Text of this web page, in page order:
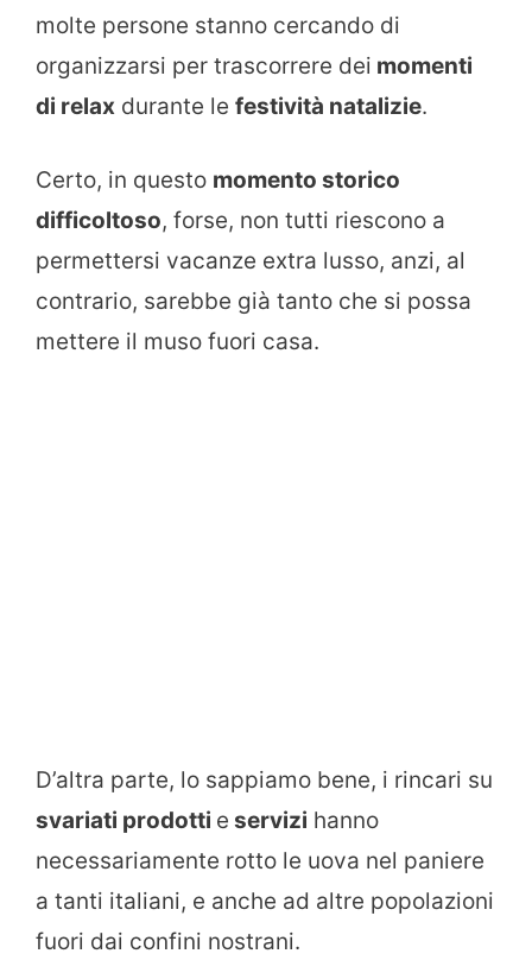
molte persone stanno cercando di
organizzarsi per trascorrere dei momenti
di relax durante le festività natalizie.
Certo, in questo momento storico
difficoltoso, forse, non tutti riescono a
permettersi vacanze extra lusso, anzi, al
contrario, sarebbe già tanto che si possa
mettere il muso fuori casa.
D’altra parte, lo sappiamo bene, i rincari su
svariati prodotti e servizi hanno
necessariamente rotto le uova nel paniere
a tanti italiani, e anche ad altre popolazioni
fuori dai confini nostrani.